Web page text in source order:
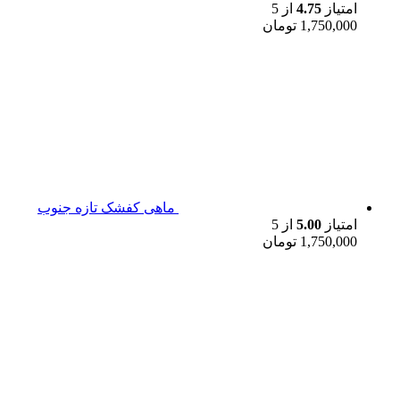
امتیاز 4.75 از 5
1,750,000 تومان
ماهی کفشک تازه جنوب
امتیاز 5.00 از 5
1,750,000 تومان